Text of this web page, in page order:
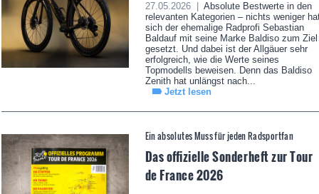
27.05.2026 |
Absolute Bestwerte in den
relevanten Kategorien – nichts weniger
sich der ehemalige Radprofi Sebastian
Baldauf mit seine Marke Baldiso zum Ziel
gesetzt. Und dabei ist der Allgäuer sehr
erfolgreich, wie die Werte seines
Topmodells beweisen. Denn das Baldiso
Zenith hat unlängst nach...
Jetzt lesen
Ein absolutes Muss für jeden Radsportfan
Das offizielle Sonderheft zur Tour
de France 2026